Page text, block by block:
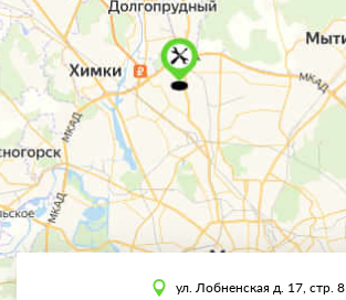
ул. Лобненская д. 17, стр. 8